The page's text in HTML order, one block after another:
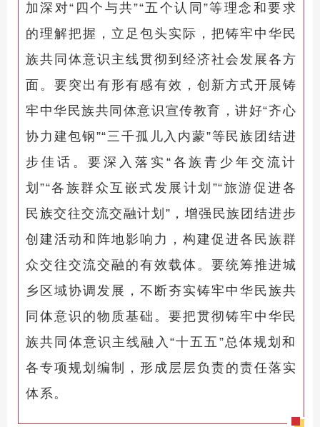
加深对“四个与共”“五个认同”等理念和要求
的理解把握，立足包头实际，把铸牢中华民
族共同体意识主线贯彻到经济社会发展各方
面。要突出有形有感有效，创新方式开展铸
牢中华民族共同体意识宣传教育，讲好“齐心
协力建包钢”“三千孤儿入内蒙”等民族团结进
步佳话。要深入落实“各族青少年交流计
划”“各族群众互嵌式发展计划”“旅游促进各
民族交往交流交融计划”，增强民族团结进步
创建活动和阵地影响力，构建促进各民族群
众交往交流交融的有效载体。要统筹推进城
乡区域协调发展，不断夯实铸牢中华民族共
同体意识的物质基础。要把贯彻铸牢中华民
族共同体意识主线融入“十五五”总体规划和
各专项规划编制，形成层层负责的责任落实
体系。